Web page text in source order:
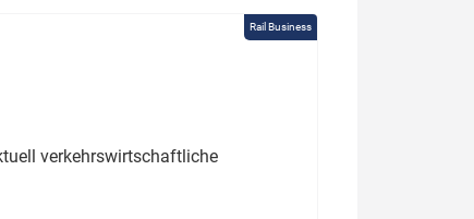
Rail Business
verkehrswirtschaftliche